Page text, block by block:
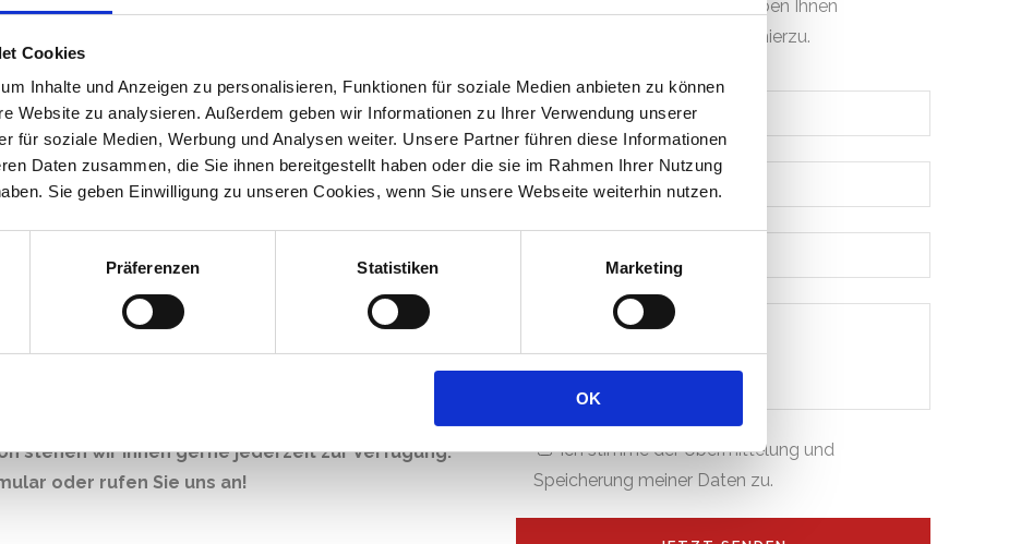
Cookies
Inhalte und Anzeigen zu personalisieren, Funktionen für soziale Medien anbieten zu können
Website zu analysieren. Außerdem geben wir Informationen zu Ihrer Verwendung unserer
für soziale Medien, Werbung und Analysen weiter. Unsere Partner führen diese Informationen
Daten zusammen, die Sie ihnen bereitgestellt haben oder die sie im Rahmen Ihrer Nutzung
Sie geben Einwilligung zu unseren Cookies, wenn Sie unsere Webseite weiterhin nutzen.
Präferenzen Statistiken Marketing
OK
im Einsatz, wo pathogene Mikroorganismen,
oder nachhaltig beseitigt werden müssen.
einmaligen Desinfektionsmaßnahme, wie
zulaufenden Hygienemaßnahmen.Haushaltsübliche
an stark kontaminierten Orten sind in der
erhöhten Infektionsrisiko ist eineprofessionelle
nachhaltig zu unterbinden, leiten wir alle
anschließend
staatlich geprüfte Desinfektoren
verfügen unsere
Fachkenntnissen über die entsprechende
gemäß dem IfSG (Bundes-Infektionsschutzgesetzes)
Instituts) Richtlinien.
stehen wir Ihnen gerne jederzeit zur Verfügung.
oder rufen Sie uns an!
oder geben Ihnen
weiterführende Informationen hierzu.
Ich stimme der Übermittelung und
Speicherung meiner Daten zu.